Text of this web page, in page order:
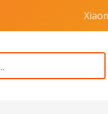
Xiaomi Đà